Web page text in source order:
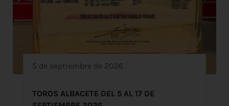
5 de septiembre de 2026
TOROS ALBACETE DEL 5 AL 17 DE